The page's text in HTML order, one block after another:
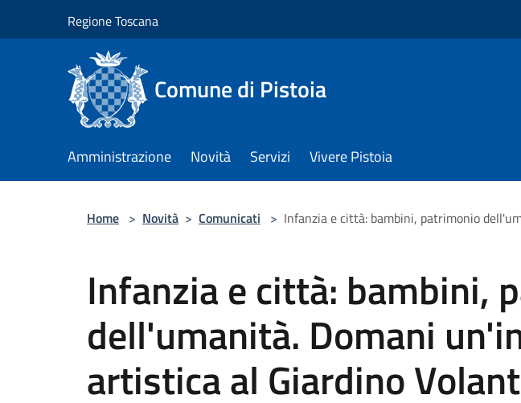
Regione Toscana
Comune di Pistoia
Amministrazione Novità Servizi Vivere Pistoia
Home > Novità > Comunicati > Infanzia e città: bambini, patrimonio
Infanzia e città: bambini,
dell'umanità. Domani
artistica al Giardino